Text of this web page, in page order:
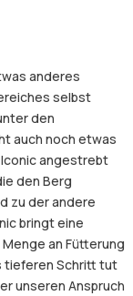
anderes
selbst
den
auch noch etwas
Iconic angestrebt
den Berg
zu der andere
bringt eine
an Fütterung
tieferen Schritt tut
unseren Anspruch